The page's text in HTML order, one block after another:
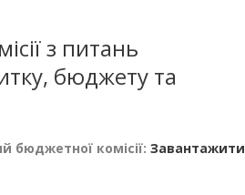
з питань
бюджету та
бюджетної комісії: Завантажити